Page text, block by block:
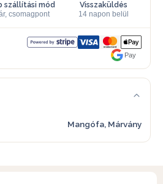
szállítási mód
csomagpont
Visszaküldés
14 napon belül
Pay
Mangófa, Márvány